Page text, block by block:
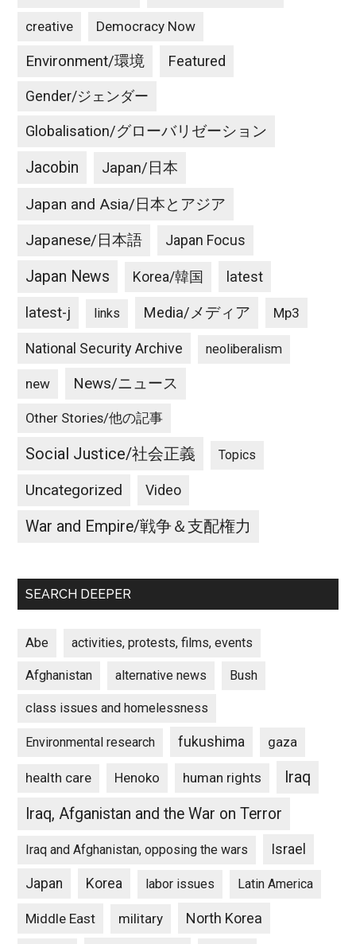
creative Democracy Now
Environment/環境 Featured
Gender/ジェンダー
Globalisation/グローバリゼーション
Jacobin Japan/日本
Japan and Asia/日本とアジア
Japanese/日本語 Japan Focus
Japan News Korea/韓国 latest
latest-j links Media/メディア Mp3
National Security Archive neoliberalism
new News/ニュース
Other Stories/他の記事
Social Justice/社会正義 Topics
Uncategorized Video
War and Empire/戦争＆支配権力
SEARCH DEEPER
Abe activities, protests, films, events
Afghanistan alternative news Bush
class issues and homelessness
Environmental research fukushima gaza
health care Henoko human rights
Iraq
Iraq, Afganistan and the War on Terror
Iraq and Afghanistan, opposing the wars Israel
Japan Korea labor issues Latin America
Middle East military North Korea